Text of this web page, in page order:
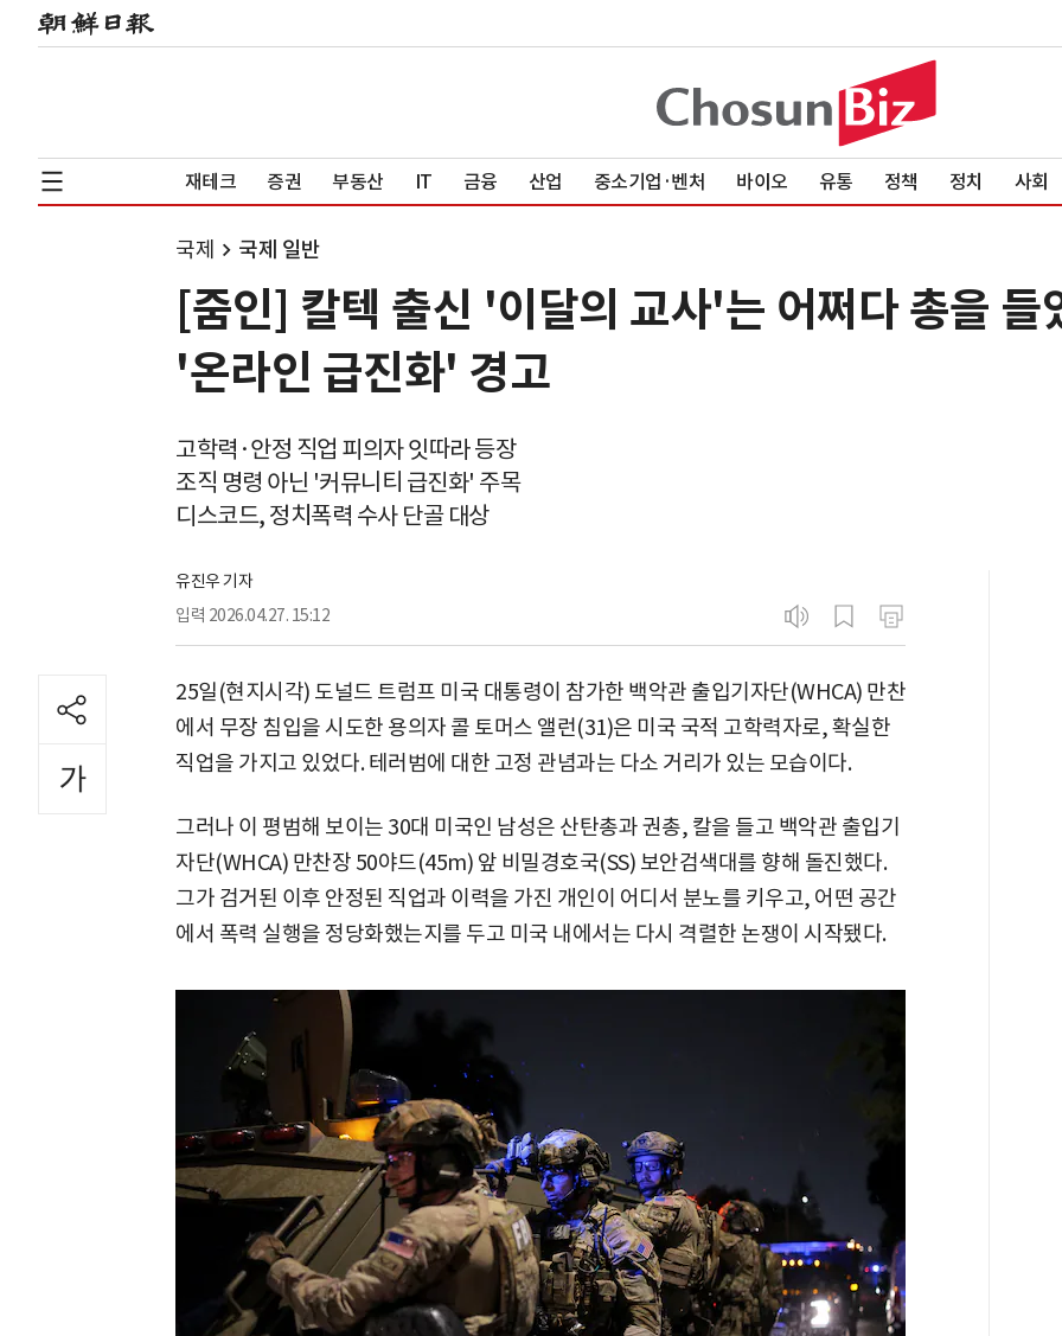
재테크 증권 부동산 IT 금융 산업 중소기업·벤처 바이오 유통 정책 정치 사회
국제 국제 일반
[줌인] 칼텍 출신 '이달의 교사'는 어쩌다 총을
'온라인 급진화' 경고
고학력·안정 직업 피의자 잇따라 등장
조직 명령 아닌 '커뮤니티 급진화' 주목
디스코드, 정치폭력 수사 단골 대상
유진우 기자
입력 2026.04.27. 15:12
25일(현지시각) 도널드 트럼프 미국 대통령이 참가한 백악관 출입기자단(WHCA) 만찬
에서 무장 침입을 시도한 용의자 콜 토머스 앨런(31)은 미국 국적 고학력자로, 확실한
직업을 가지고 있었다. 테러범에 대한 고정 관념과는 다소 거리가 있는 모습이다.
그러나 이 평범해 보이는 30대 미국인 남성은 산탄총과 권총, 칼을 들고 백악관 출입기
자단(WHCA) 만찬장 50야드(45m) 앞 비밀경호국(SS) 보안검색대를 향해 돌진했다.
그가 검거된 이후 안정된 직업과 이력을 가진 개인이 어디서 분노를 키우고, 어떤 공간
에서 폭력 실행을 정당화했는지를 두고 미국 내에서는 다시 격렬한 논쟁이 시작됐다.